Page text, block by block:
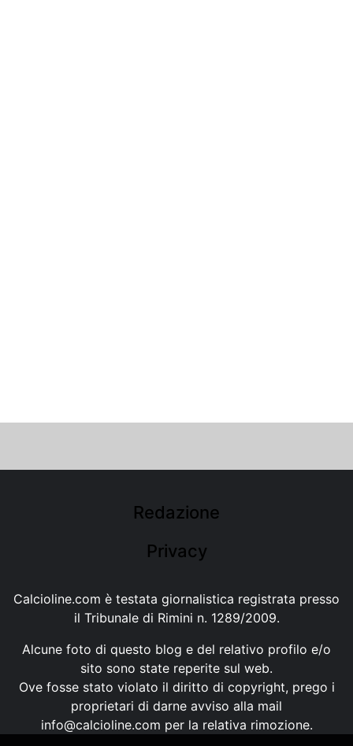
Redazione
Privacy
Calcioline.com è testata giornalistica registrata presso
il Tribunale di Rimini n. 1289/2009.
Alcune foto di questo blog e del relativo profilo e/o
sito sono state reperite sul web.
Ove fosse stato violato il diritto di copyright, prego i
proprietari di darne avviso alla mail
info@calcioline.com per la relativa rimozione.